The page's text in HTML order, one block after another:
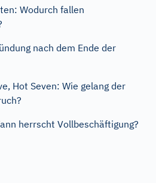
Wodurch fallen
nach dem Ende der
Hot Seven: Wie gelang der
herrscht Vollbeschäftigung?